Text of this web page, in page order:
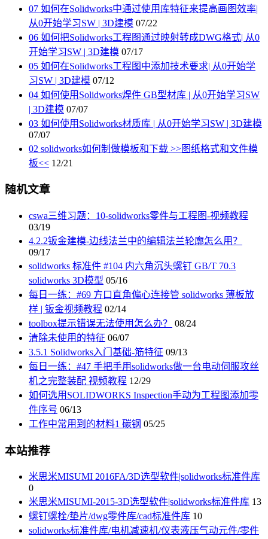
07 如何在Solidworks中通过使用库特征来提高画图效率|
从0开始学习SW | 3D建模 07/22
06 如何把Solidworks工程图通过映射转成DWG格式| 从0
开始学习SW | 3D建模 07/17
05 如何在Solidworks工程图中添加技术要求| 从0开始学
习SW | 3D建模 07/12
04 如何使用Solidworks焊件 GB型材库 | 从0开始学习SW
| 3D建模 07/07
03 如何使用Solidworks材质库 | 从0开始学习SW | 3D建模
07/07
02 solidworks如何制做模板和下载 >>图纸格式和文件模
板<< 12/21
随机文章
cswa三维习题：10-solidworks零件与工程图-视频教程
03/19
4.2.2钣金建模-边线法兰中的编辑法兰轮廓怎么用？
09/17
solidworks 标准件 #104 内六角沉头螺钉 GB/T 70.3
solidworks 3D模型 05/16
每日一练：#69 方口直角偏心连接管 solidworks 薄板放
样 | 钣金视频教程 02/14
toolbox提示错误无法使用怎么办？
08/24
清除未使用的特征 06/07
3.5.1 Solidworks入门基础-筋特征 09/13
每日一练：#47 手把手用solidworks做一台电动伺服攻丝
机之完整装配 视频教程 12/29
如何选用SOLIDWORKS Inspection手动为工程图添加零
件序号 06/13
工作中常用到的材料1 碳钢 05/25
本站推荐
米思米MISUMI 2016FA/3D选型软件|solidworks标准件库
0
米思米MISUMI-2015-3D选型软件|solidworks标准件库 13
螺钉螺栓/垫片/dwg零件库/cad标准件库 10
solidworks标准件库/电机减速机/仪表液压气动元件/零件